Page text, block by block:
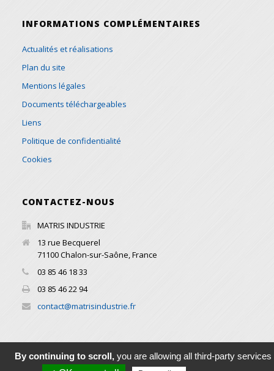
INFORMATIONS COMPLÉMENTAIRES
Actualités et réalisations
Plan du site
Mentions légales
Documents téléchargeables
Liens
Politique de confidentialité
Cookies
CONTACTEZ-NOUS
MATRIS INDUSTRIE
13 rue Becquerel
71100Chalon-sur-Saône,France
03 85 46 18 33
03 85 46 22 94
contact@matrisindustrie.fr
By continuing to scroll, you are allowing all third-party services